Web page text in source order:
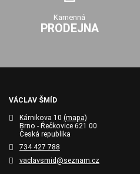
Kamenná
PRODEJNA
VÁCLAV ŠMÍD
Kárnikova 10 (mapa)
Brno - Řečkovice 621 00
Česká republika
734 427 788
vaclavsmid@seznam.cz